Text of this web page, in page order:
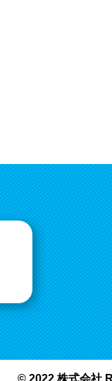
© 2022 株式会社